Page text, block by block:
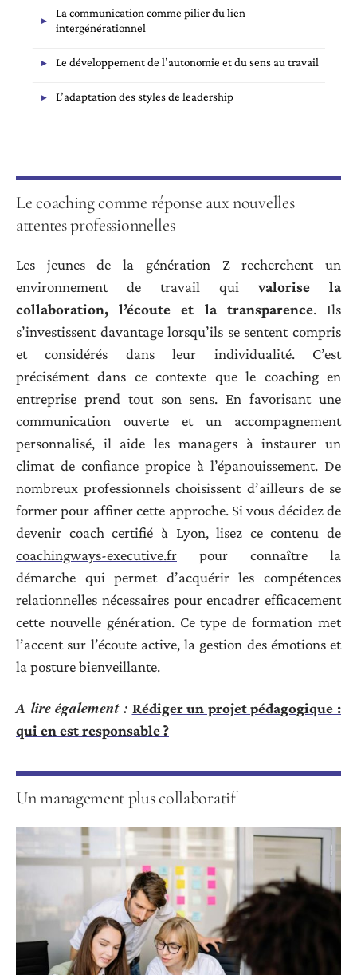
La communication comme pilier du lien
intergénérationnel
Le développement de l’autonomie et du sens au travail
L’adaptation des styles de leadership
Le coaching comme réponse aux nouvelles
attentes professionnelles
Les jeunes de la génération Z recherchent un
environnement de travail qui valorise la
collaboration, l’écoute et la transparence. Ils
s’investissent davantage lorsqu’ils se sentent compris
et considérés dans leur individualité. C’est
précisément dans ce contexte que le coaching en
entreprise prend tout son sens. En favorisant une
communication ouverte et un accompagnement
personnalisé, il aide les managers à instaurer un
climat de confiance propice à l’épanouissement. De
nombreux professionnels choisissent d’ailleurs de se
former pour affiner cette approche. Si vous décidez de
devenir coach certifié à Lyon,lisez ce contenu de
coachingways-executive.fr pour connaître la
démarche qui permet d’acquérir les compétences
relationnelles nécessaires pour encadrer efficacement
cette nouvelle génération. Ce type de formation met
l’accent sur l’écoute active, la gestion des émotions et
la posture bienveillante.
A lire également : Rédiger un projet pédagogique :
qui en est responsable ?
Un management plus collaboratif